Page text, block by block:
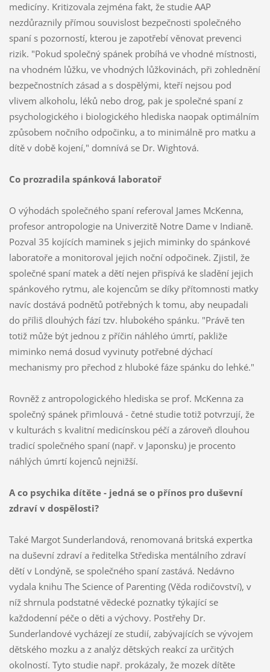
medicíny. Kritizovala zejména fakt, že studie AAP
nezdůraznily přímou souvislost bezpečnosti společného
spaní s pozorností, kterou je zapotřebí věnovat prevenci
rizik. "Pokud společný spánek probíhá ve vhodné místnosti,
na vhodném lůžku, ve vhodných lůžkovinách, při zohlednění
bezpečnostních zásad a s dospělými, kteří nejsou pod
vlivem alkoholu, léků nebo drog, pak je společné spaní z
psychologického i biologického hlediska naopak optimálním
způsobem nočního odpočinku, a to minimálně pro matku a
dítě v době kojení," domnívá se Dr. Wightová.
Co prozradila spánková laboratoř
O výhodách společného spaní referoval James McKenna,
profesor antropologie na Univerzitě Notre Dame v Indianě.
Pozval 35 kojících maminek s jejich miminky do spánkové
laboratoře a monitoroval jejich noční odpočinek. Zjistil, že
společné spaní matek a dětí nejen přispívá ke sladění jejich
spánkového rytmu, ale kojencům se díky přítomnosti matky
navíc dostává podnětů potřebných k tomu, aby neupadali
do příliš dlouhých fází tzv. hlubokého spánku. "Právě ten
totiž může být jednou z příčin náhlého úmrtí, pakliže
miminko nemá dosud vyvinuty potřebné dýchací
mechanismy pro přechod z hluboké fáze spánku do lehké."
Rovněž z antropologického hlediska se prof. McKenna za
společný spánek přimlouvá - četné studie totiž potvrzují, že
v kulturách s kvalitní medicínskou péčí a zároveň dlouhou
tradicí společného spaní (např. v Japonsku) je procento
náhlých úmrtí kojenců nejnižší.
A co psychika dítěte - jedná se o přínos pro duševní
zdraví v dospělosti?
Také Margot Sunderlandová, renomovaná britská expertka
na duševní zdraví a ředitelka Střediska mentálního zdraví
dětí v Londýně, se společného spaní zastává. Nedávno
vydala knihu The Science of Parenting (Věda rodičovství), v
níž shrnula podstatné vědecké poznatky týkající se
každodenní péče o děti a výchovy. Postřehy Dr.
Sunderlandové vycházejí ze studií, zabývajících se vývojem
dětského mozku a z analýz dětských reakcí za určitých
okolností. Tyto studie např. prokázaly, že mozek dítěte